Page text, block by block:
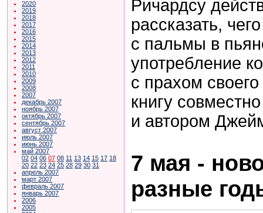
2020
2019
2018
2017
2016
2015
2014
2013
2012
2011
2010
2009
2008
2007
декабрь 2007
ноябрь 2007
октябрь 2007
сентябрь 2007
август 2007
июль 2007
июнь 2007
май 2007
02 04 06 07 08 11 13 14 15 17 18
20 22 23 24 25 28 29 30 31
апрель 2007
март 2007
февраль 2007
январь 2007
2006
2005
Ричардсу
рассказать,
с пальмы в
употребление
с прахом
книгу
и автором
7 мая -
разные